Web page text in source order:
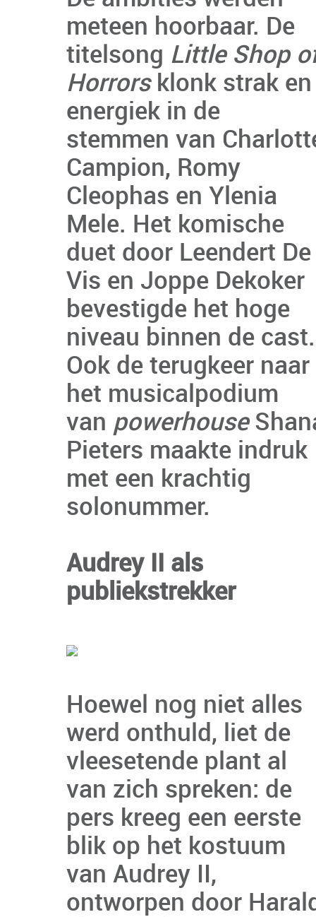
meteen hoorbaar. De
titelsong Little Shop
Horrorsklonk strak en
energiek in de
stemmen van
Campion, Romy
Cleophas en Ylenia
Mele. Het komische
duet door Leendert De
Vis en Joppe Dekoker
bevestigde het hoge
niveau binnen de cast.
Ook de terugkeer naar
het musicalpodium
van powerhouse
Pieters maakte indruk
met een krachtig
solonummer.
Audrey II als
publiekstrekker
Hoewel nog niet alles
werd onthuld, liet de
vleesetende plant al
van zich spreken: de
pers kreeg een eerste
blik op het kostuum
van Audrey II,
ontworpen door